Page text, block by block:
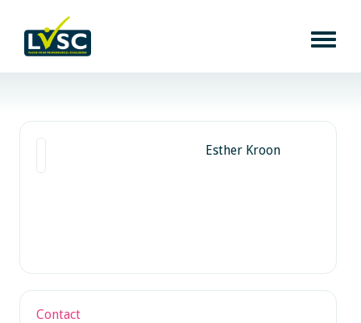
Esther Kroon
Contact